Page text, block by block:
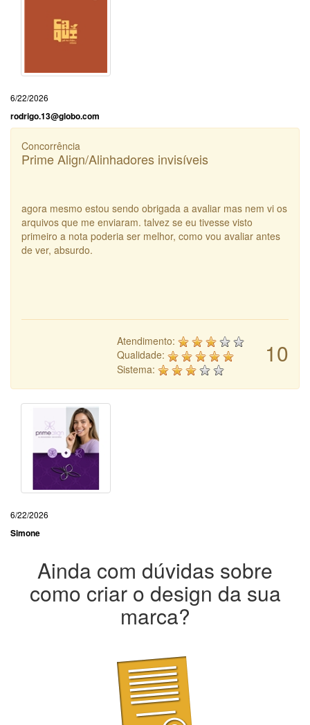
6/22/2026
rodrigo.13@globo.com
Concorrência
Prime Align/Alinhadores invisíveis
agora mesmo estou sendo obrigada a avaliar mas nem vi os
arquivos que me enviaram. talvez se eu tivesse visto
primeiro a nota poderia ser melhor, como vou avaliar antes
de ver, absurdo.
10
Atendimento:
Qualidade:
Sistema:
6/22/2026
Simone
Ainda com dúvidas sobre
como criar o design da sua
marca?